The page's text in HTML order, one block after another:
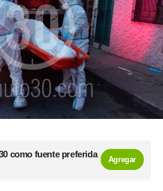
como fuente preferida
Agregar